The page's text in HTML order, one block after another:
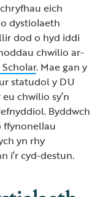
eich
dystiolaeth
dod o hyd iddi
chwilio ar-
. Mae gan y
statudol y DU
chwilio sy’n
Byddwch
ffynonellau
yn rhy
i’r cyd-destun.